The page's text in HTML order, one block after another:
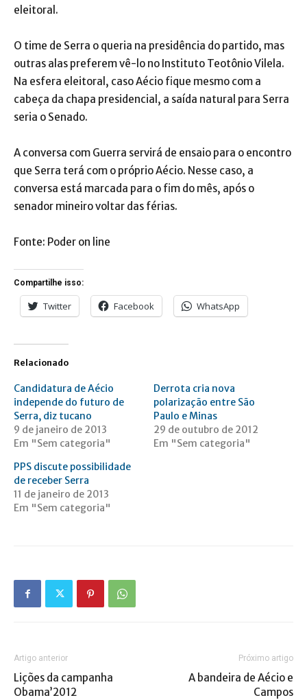
eleitoral.
O time de Serra o queria na presidência do partido, mas
outras alas preferem vê-lo no Instituto Teotônio Vilela.
Na esfera eleitoral, caso Aécio fique mesmo com a
cabeça da chapa presidencial, a saída natural para Serra
seria o Senado.
A conversa com Guerra servirá de ensaio para o encontro
que Serra terá com o próprio Aécio. Nesse caso, a
conversa está marcada para o fim do mês, após o
senador mineiro voltar das férias.
Fonte: Poder on line
Compartilhe isso:
Twitter Facebook WhatsApp
Relacionado
Candidatura de Aécio
independe do futuro de
Serra, diz tucano
9 de janeiro de 2013
Em "Sem categoria"
Derrota cria nova
polarização entre São
Paulo e Minas
29 de outubro de 2012
Em "Sem categoria"
PPS discute possibilidade
de receber Serra
11 de janeiro de 2013
Em "Sem categoria"
Artigo anterior
Lições da campanha
Obama’2012
Próximo artigo
A bandeira de Aécio e
Campos